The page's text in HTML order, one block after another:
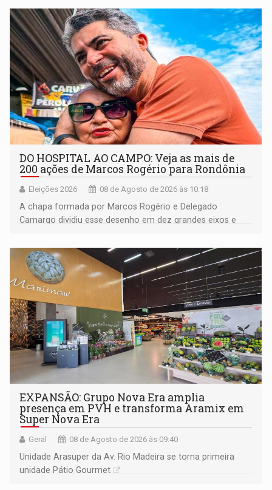
DO HOSPITAL AO CAMPO: Veja as mais de
200 ações de Marcos Rogério para Rondônia
Eleições 2026 08 de Agosto de 2026 às 10:18
A chapa formada por Marcos Rogério e Delegado
Camargo dividiu esse desenho em dez grandes eixos e
EXPANSÃO: Grupo Nova Era amplia
presença em PVH e transforma Aramix em
Super Nova Era
Geral 08 de Agosto de 2026 às 09:40
Unidade Arasuper da Av. Rio Madeira se torna primeira
unidade Pátio Gourmet